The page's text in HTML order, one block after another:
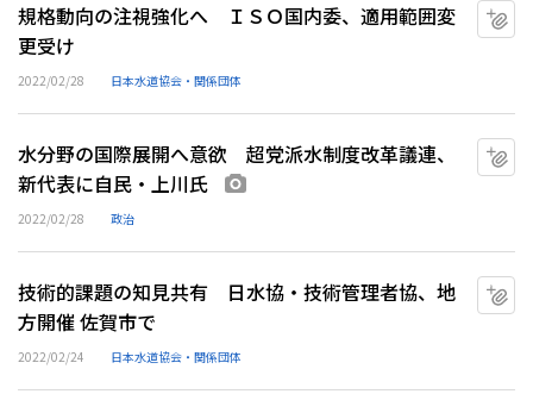
規格動向の注視強化へ ＩＳＯ国内委、適用範囲変
更受け
2022/02/28 日本水道協会・関係団体
水分野の国際展開へ意欲 超党派水制度改革議連、
新代表に自民・上川氏
2022/02/28 政治
技術的課題の知見共有 日水協・技術管理者協、地
方開催 佐賀市で
2022/02/24 日本水道協会・関係団体